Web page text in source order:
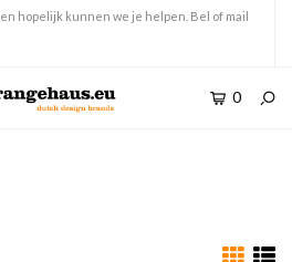
hopelijk kunnen we je helpen. Bel of mail
0